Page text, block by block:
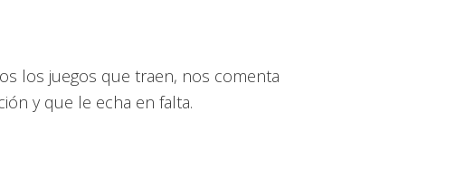
los juegos que traen, nos comenta
y que le echa en falta.